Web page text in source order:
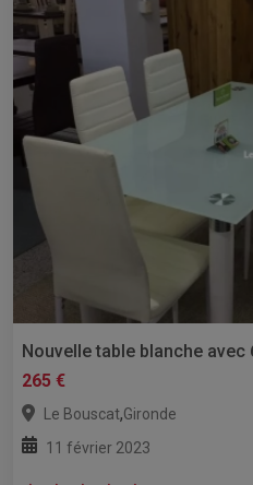
Nouvelle table blanche
265 €
Le Bouscat,Gironde
11 février 2023